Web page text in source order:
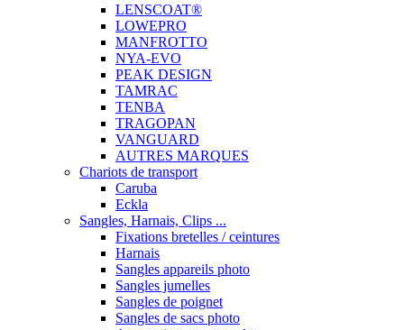
LENSCOAT®
LOWEPRO
MANFROTTO
NYA-EVO
PEAK DESIGN
TAMRAC
TENBA
TRAGOPAN
VANGUARD
AUTRES MARQUES
Chariots de transport
Caruba
Eckla
Sangles, Harnais, Clips ...
Fixations bretelles / ceintures
Harnais
Sangles appareils photo
Sangles jumelles
Sangles de poignet
Sangles de sacs photo